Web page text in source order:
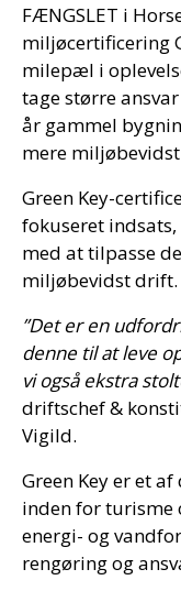
FÆNGSLET i
miljøcertificering
milepæl i
tage større
år gammel
mere
Green Key-
fokuseret
med at tilpasse
miljøbevidst drift.
”Det er en
denne til at leve
vi også ekstra
driftschef &
Vigild.
Green Key er et
inden for turisme
energi- og
rengøring og